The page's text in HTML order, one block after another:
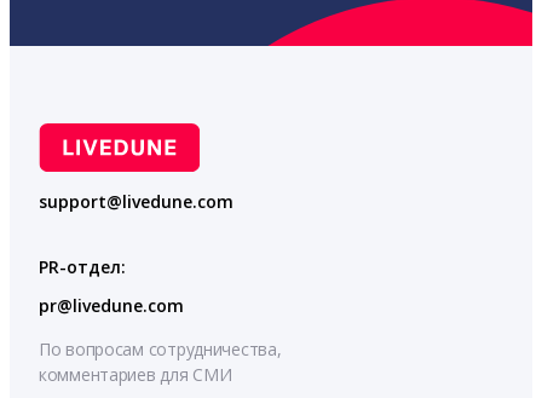
support@livedune.com
PR-отдел:
pr@livedune.com
По вопросам сотрудничества,
комментариев для СМИ